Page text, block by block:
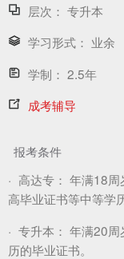
层次： 专升本
学习形式： 业余
学制： 2.5年
成考辅导
报考条件
· 高达专： 年满18周
高毕业证书等中等学
· 专升本： 年满20周
历的毕业证书。